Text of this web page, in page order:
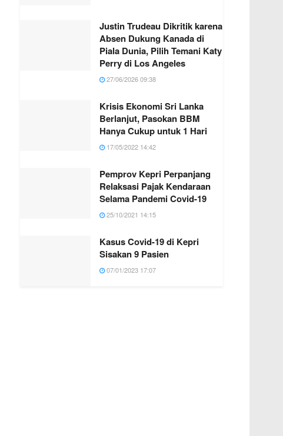
Justin Trudeau Dikritik karena
Absen Dukung Kanada di
Piala Dunia, Pilih Temani Katy
Perry di Los Angeles
27/06/2026 09:38
Krisis Ekonomi Sri Lanka
Berlanjut, Pasokan BBM
Hanya Cukup untuk 1 Hari
17/05/2022 14:42
Pemprov Kepri Perpanjang
Relaksasi Pajak Kendaraan
Selama Pandemi Covid-19
25/10/2021 14:15
Kasus Covid-19 di Kepri
Sisakan 9 Pasien
07/01/2023 17:07